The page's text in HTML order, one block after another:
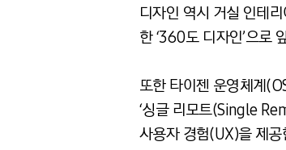
디자인 역시 거실 인테
한 ‘360도 디자인’으로
또한 타이젠 운영체계
‘싱글 리모트(Single
사용자 경험(UX)을 제공